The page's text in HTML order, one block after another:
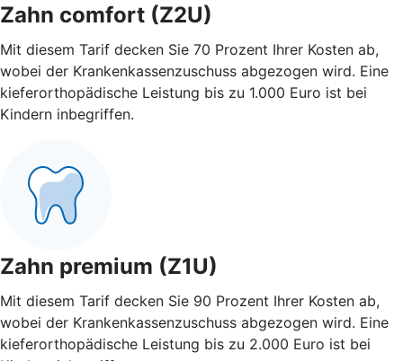
Zahn comfort (Z2U)
Mit diesem Tarif decken Sie 70 Prozent Ihrer Kosten ab,
wobei der Krankenkassenzuschuss abgezogen wird. Eine
kieferorthopädische Leistung bis zu 1.000 Euro ist bei
Kindern inbegriffen.
Zahn premium (Z1U)
Mit diesem Tarif decken Sie 90 Prozent Ihrer Kosten ab,
wobei der Krankenkassenzuschuss abgezogen wird. Eine
kieferorthopädische Leistung bis zu 2.000 Euro ist bei